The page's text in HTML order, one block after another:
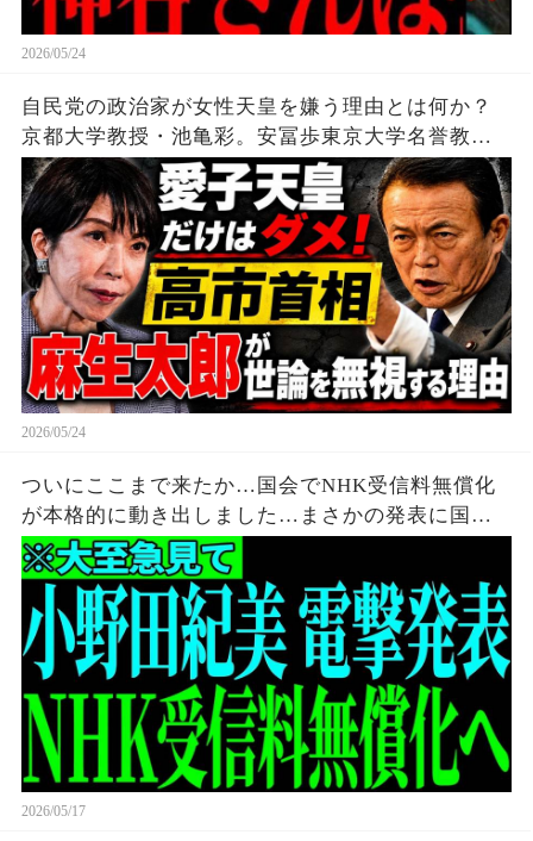
2026/05/24
自民党の政治家が女性天皇を嫌う理由とは何か？
京都大学教授・池亀彩。安冨歩東京大学名誉教
授。
2026/05/24
ついにここまで来たか…国会でNHK受信料無償化
が本格的に動き出しました…まさかの発表に国会
騒然…全ての日本人は大至急見てください…【小
野田紀美/齊藤健一郎/自民党】
2026/05/17